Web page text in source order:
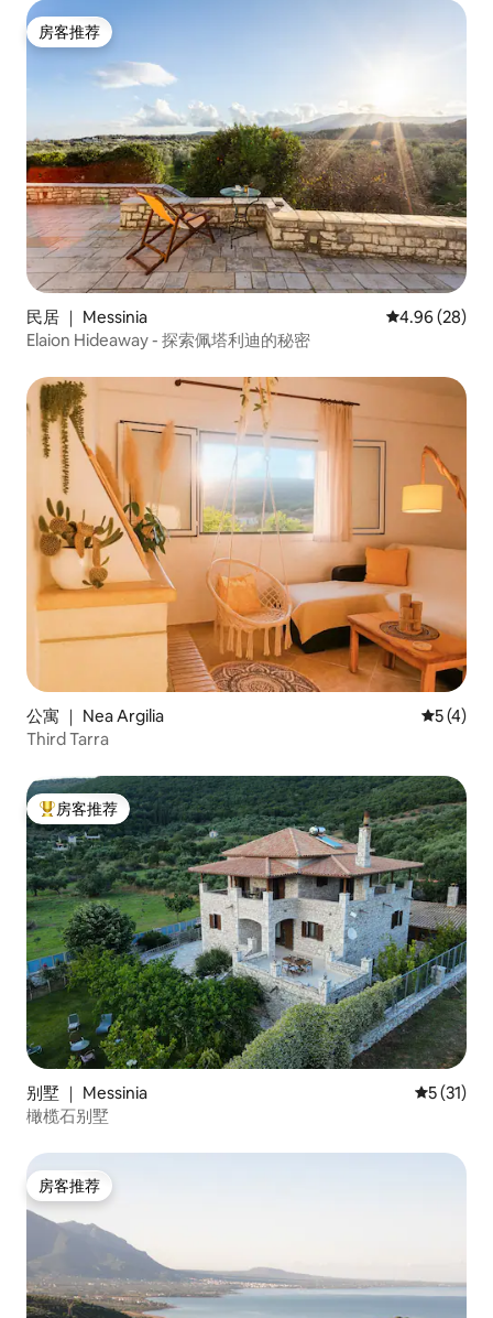
房客推荐
房客推荐
民居 ｜ Messinia 平均评分 4.96
4.96 (28)
Elaion Hideaway - 探索佩塔利迪的秘密
公寓 ｜ Nea Argilia 平均评分
5 (4)
Third Tarra
热门「房客推荐」
房客推荐
别墅 ｜ Messinia 平均评分
5 (31)
橄榄石别墅
房客推荐
房客推荐